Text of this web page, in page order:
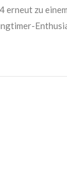
erneut zu